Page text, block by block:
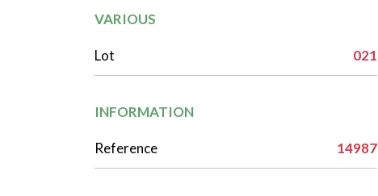
VARIOUS
Lot 021
INFORMATION
Reference 14987